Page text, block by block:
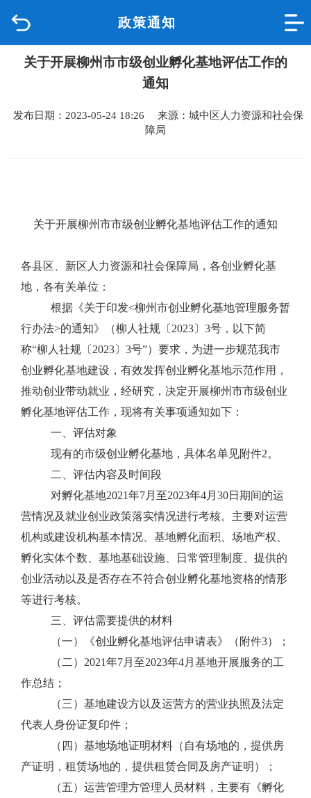
政策通知
品质城中
互动回应
关于开展柳州市市级创业孵化基地评估工作的
通知
发布日期：2023-05-24 18:26 来源：城中区人力资源和社会保
障局
关于开展柳州市市级创业孵化基地评估工作的通知
各县区、 新区人力资源和社会保障局，各创业孵化基
地，各有关单位：
根据《关于印发<柳州市创业孵化基地管理服务暂
行办法>的通知》（柳人社规〔 2023〕 3号，以下简
称“柳人社规〔 2023〕 3号”）要求，为进一步规范我市
创业孵化基地建设，有效发挥创业孵化基地示范作用，
推动创业带动就业，经研究，决定开展柳州市市级创业
孵化基地评估工作，现将有关事项通知如下：
一、 评估对象
现有的市级创业孵化基地，具体名单见附件2。
二、评估内容及时间段
对孵化基地2021年7月至2023年4月 30日期间的运
营情况及就业创业政策落实情况进行考核。主要对运营
机构或建设机构基本情况、基地孵化面积、场地产权、
孵化实体个数、基地基础设施、日常管理制度、 提供的
创业活动 以及 是否存在不符合创业孵化基地资格的情形
等进行考核。
三、评估需要提供的材料
（一）
《创业孵化基地评估申请表》（附件3）；
（二） 2021年7月至2023年4月基地开展服务的工
作总结 ；
（三） 基地建设方以及运营方的营业执照及法定
代表人身份证复印件；
（四） 基地场地证明材料（自有场地的，提供房
产证明，租赁场地的，提供租赁合同及房产证明）；
（五）运营管理方管理人员材料， 主要有 《孵化